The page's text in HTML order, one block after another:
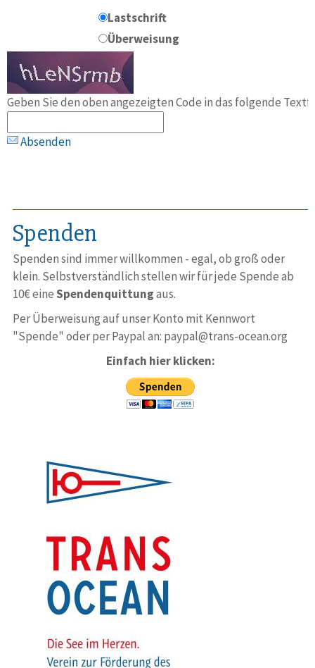
Lastschrift
Überweisung
Geben Sie den oben angezeigten Code in das folgende
Absenden
Spenden
Spenden sind immer will­kommen - egal, ob groß oder
klein. Selbst­ver­ständ­lich stellen wir für jede Spende ab
10€ eineSpenden­quittungaus.
Per Überweisung auf unser Konto mit Kennwort
"Spende" oder per Paypal an: paypal@trans-ocean.org
Einfach hier klicken: